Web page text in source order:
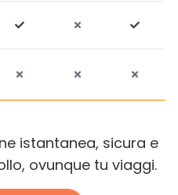
istantanea, sicura e
ovunque tu viaggi.